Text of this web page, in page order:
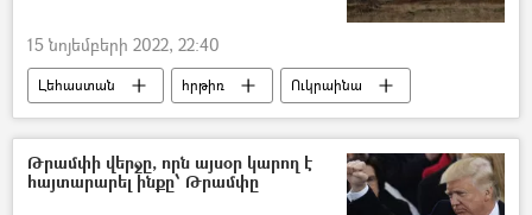
15 նոյեմբերի 2022, 22:40
Լեհաստան հրթիռ
Ուկրաինա
Սահման
Թրամփի վերջը, որն այսօր կարող է
հայտարարել ինքը՝ Թրամփը